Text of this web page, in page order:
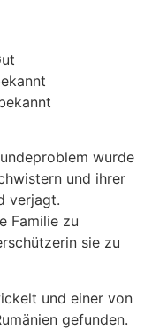
wurde
und ihrer
verjagt.
Familie zu
sie zu
und einer von
gefunden.